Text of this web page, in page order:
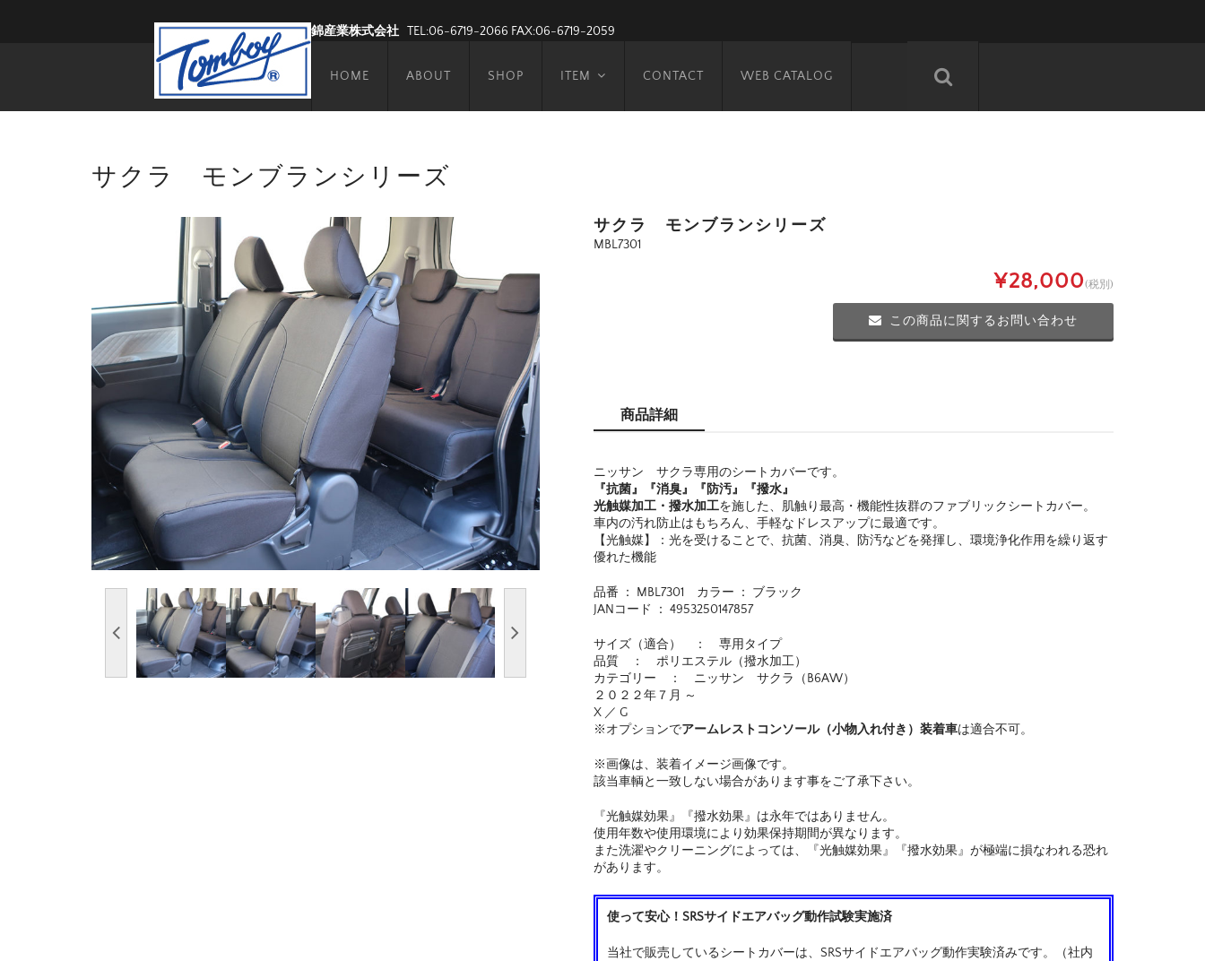
錦産業株式会社 TEL:06-6719-2066 FAX:06-6719-2059
HOME ABOUT SHOP ITEM CONTACT WEB CATALOG
サクラ モンブランシリーズ
サクラ モンブランシリーズ
MBL7301
¥28,000(税別)
この商品に関するお問い合わせ
商品詳細
ニッサン サクラ専用のシートカバーです。
『抗菌』『消臭』『防汚』『撥水』
光触媒加工・撥水加工を施した、肌触り最高・機能性抜群のファブリックシートカバー。
車内の汚れ防止はもちろん、手軽なドレスアップに最適です。
【光触媒】：光を受けることで、抗菌、消臭、防汚などを発揮し、環境浄化作用を繰り返す
優れた機能
品番 ： MBL7301 カラー ： ブラック
JANコード ： 4953250147857
サイズ（適合） ： 専用タイプ
品質 ： ポリエステル（撥水加工）
カテゴリー ： ニッサン サクラ（B6AW）
２０２２年７月 ～
X ／ G
※オプションでアームレストコンソール（小物入れ付き）装着車は適合不可。
※画像は、装着イメージ画像です。
該当車輌と一致しない場合があります事をご了承下さい。
『光触媒効果』『撥水効果』は永年ではありません。
使用年数や使用環境により効果保持期間が異なります。
また洗濯やクリーニングによっては、『光触媒効果』『撥水効果』が極端に損なわれる恐れ
があります。
使って安心！SRSサイドエアバッグ動作試験実施済
当社で販売しているシートカバーは、SRSサイドエアバッグ動作実験済みです。（社内